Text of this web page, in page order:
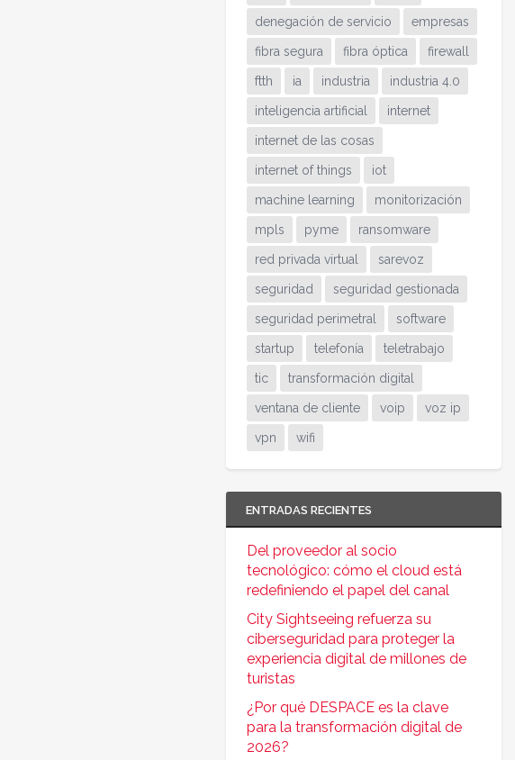
denegación de servicio empresas
fibra segura fibra óptica firewall
ftth ia industria industria 4.0
inteligencia artificial internet
internet de las cosas
internet of things iot
machine learning monitorización
mpls pyme ransomware
red privada virtual sarevoz
seguridad seguridad gestionada
seguridad perimetral software
startup telefonía teletrabajo
tic transformación digital
ventana de cliente voip voz ip
vpn wifi
ENTRADAS RECIENTES
Del proveedor al socio
tecnológico: cómo el cloud está
redefiniendo el papel del canal
City Sightseeing refuerza su
ciberseguridad para proteger la
experiencia digital de millones de
turistas
¿Por qué DESPACE es la clave
para la transformación digital de
2026?